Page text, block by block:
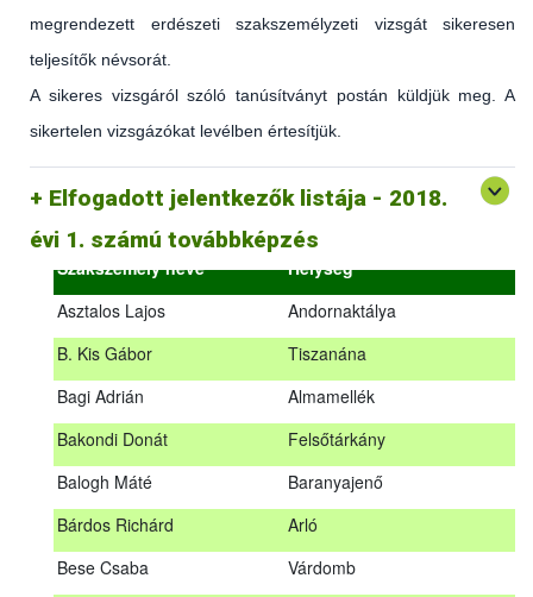
megrendezett erdészeti szakszemélyzeti vizsgát sikeresen
teljesítők névsorát.
A sikeres vizsgáról szóló tanúsítványt postán küldjük meg. A
sikertelen vizsgázókat levélben értesítjük.
Elfogadott jelentkezők listája - 2018.
évi 1. számú továbbképzés
(az erdőgazdálkodást és az erdészeti szakirányítást érintő
hatályos jogszabályokról és azok alkalmazásáról szóló
általános továbbképzés)
2018.09.18. – 2018.09.19.
Szakszemély neve
Helység
Asztalos Lajos
Andornaktálya
B. Kis Gábor
Tiszanána
Bagi Adrián
Almamellék
Bakondi Donát
Felsőtárkány
Balogh Máté
Baranyajenő
Bárdos Richárd
Arló
Bese Csaba
Várdomb
Az alábbiakban tesszük közzé a 2018. szeptember 19-én
megrendezett erdészeti szakszemélyzeti vizsgát sikeresen
teljesítők névsorát.
A sikeres vizsgáról szóló tanúsítványt postán küldjük meg. A